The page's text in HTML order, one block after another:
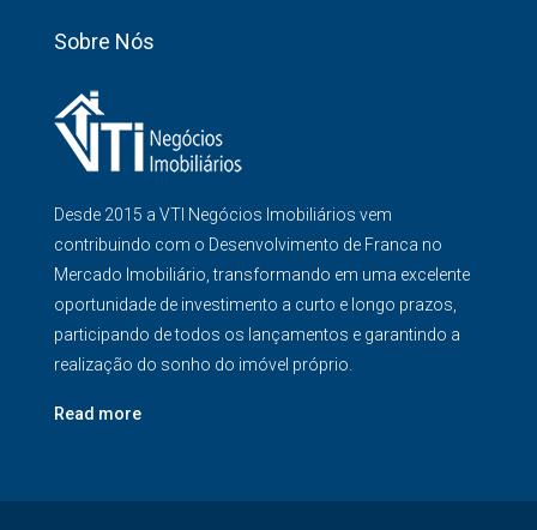
Sobre Nós
Desde 2015 a VTI Negócios Imobiliários vem
contribuindo com o Desenvolvimento de Franca no
Mercado Imobiliário, transformando em uma excelente
oportunidade de investimento a curto e longo prazos,
participando de todos os lançamentos e garantindo a
realização do sonho do imóvel próprio.
Read more